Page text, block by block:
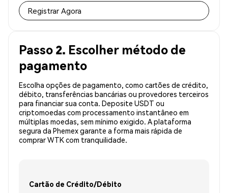
Registrar Agora
Passo 2. Escolher método de
pagamento
Escolha opções de pagamento, como cartões de crédito,
débito, transferências bancárias ou provedores terceiros
para financiar sua conta. Deposite USDT ou
criptomoedas com processamento instantâneo em
múltiplas moedas, sem mínimo exigido. A plataforma
segura da Phemex garante a forma mais rápida de
comprar WTK com tranquilidade.
Cartão de Crédito/Débito